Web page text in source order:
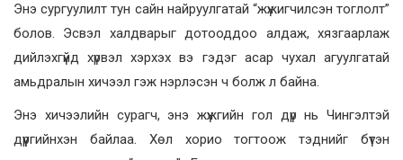
Энэ сургуулилт тун сайн найруулгатай “жүжигчилсэн тоглолт”
болов. Эсвэл халдварыг дотооддоо алдаж, хязгаарлаж
дийлэхгүйд хүрвэл хэрхэх вэ гэдэг асар чухал агуулгатай
амьдралын хичээл гэж нэрлэсэн ч болж л байна.
Энэ хичээлийн сурагч, энэ жүжгийн гол дүр нь Чингэлтэй
дүүргийнхэн байлаа. Хөл хорио тогтоож тэднийг бүтэн